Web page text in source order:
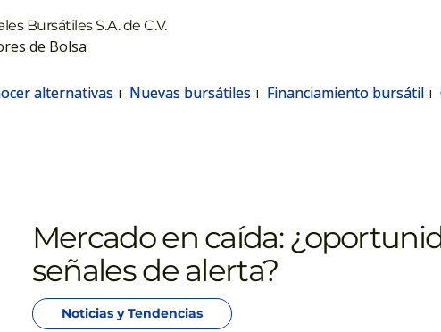
alternativas Nuevas bursátiles Financiamiento bursátil
alternativas Nuevas bursátiles Financiamiento bursátil
Bursátiles S.A. de C.V.
de Bolsa
Mercado en caída:
señales de alerta?
Noticias y Tendencias